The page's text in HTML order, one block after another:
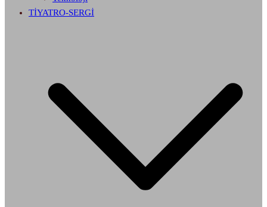
TİYATRO-SERGİ